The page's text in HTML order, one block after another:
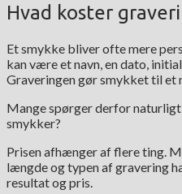
Hvad koster
Et smykke bliver ofte mere
kan være et navn, en dato,
Graveringen gør smykket til et
Mange spørger derfor
smykker?
Prisen afhænger af flere ting.
længde og typen af gravering
resultat og pris.